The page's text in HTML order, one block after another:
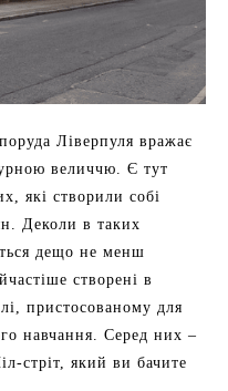
Ліверпуля вражає
величчю. Є тут
які створили собі
Деколи в таких
дещо не менш
створені в
пристосованому для
навчання. Серед них –
стріт, який ви бачите